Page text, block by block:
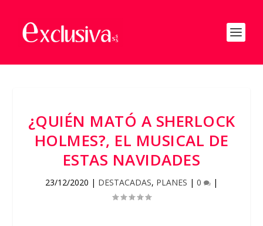
¿QUIÉN MATÓ A SHERLOCK
HOLMES?, EL MUSICAL DE
ESTAS NAVIDADES
23/12/2020 | DESTACADAS, PLANES | 0 |